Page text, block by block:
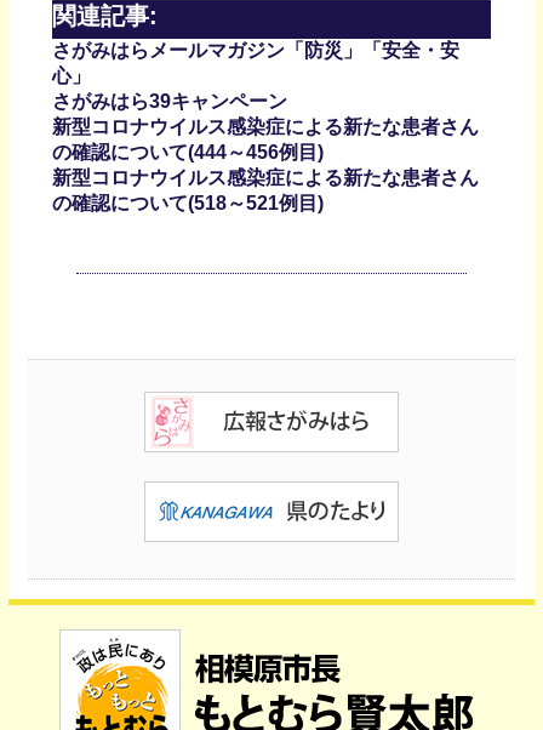
関連記事:
さがみはらメールマガジン「防災」「安全・安
心」
さがみはら39キャンペーン
新型コロナウイルス感染症による新たな患者さん
の確認について(444～456例目)
新型コロナウイルス感染症による新たな患者さん
の確認について(518～521例目)